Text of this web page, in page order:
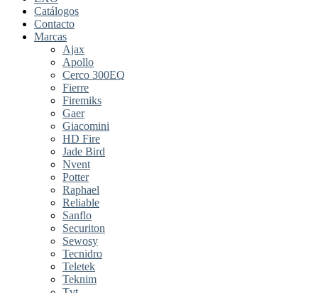
Catálogos
Contacto
Marcas
Ajax
Apollo
Cerco 300EQ
Fierre
Firemiks
Gaer
Giacomini
HD Fire
Jade Bird
Nvent
Potter
Raphael
Reliable
Sanflo
Securiton
Sewosy
Tecnidro
Teletek
Teknim